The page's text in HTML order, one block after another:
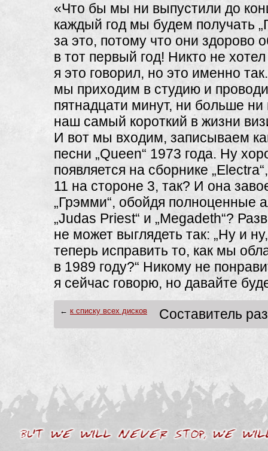
«Что бы мы ни выпустили до
каждый год мы будем получать
за это, потому что они здорово
в тот первый год! Никто не
я это говорил, но это именно
мы приходим в студию и
пятнадцати минут, ни больше
наш самый короткий в жизни
И вот мы входим, записываем
песни „Queen“ 1973 года. Ну
появляется на сборнике
11 на стороне 3, так? И она
„Грэмми“, обойдя полноценные
„Judas Priest“ и „Megadeth“?
не может выглядеть так: „Ну и
теперь исправить то, как мы
в 1989 году?“ Никому не
я сейчас говорю, но давайте
← к списку всех дисков Составитель